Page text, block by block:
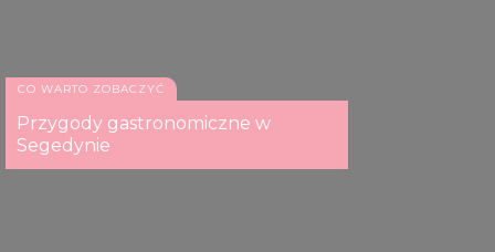
CO WARTO ZOBACZYĆ
Przygody gastronomiczne w
Segedynie